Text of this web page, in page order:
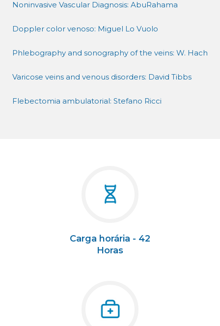
Noninvasive Vascular Diagnosis: AbuRahama
Doppler color venoso: Miguel Lo Vuolo
Phlebography and sonography of the veins: W. Hach
Varicose veins and venous disorders: David Tibbs
Flebectomia ambulatorial: Stefano Ricci
Carga horária - 42
Horas